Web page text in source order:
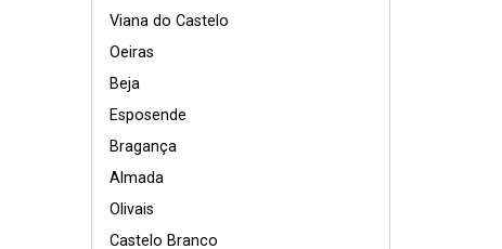
Viana do Castelo
Oeiras
Beja
Esposende
Bragança
Almada
Olivais
Castelo Branco